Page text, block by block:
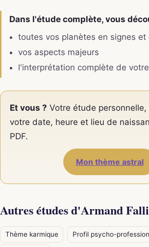
Dans l'étude complète, vous
toutes vos planètes en signes et
vos aspects majeurs
l'interprétation complète de
Et vous ? Votre étude
votre date, heure et lieu de
PDF.
Mon thème astral
Autres études d'Armand
Thème karmique Profil psycho-